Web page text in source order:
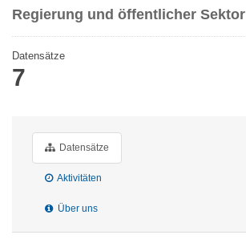
Regierung und öffentlicher Sektor
Datensätze
7
Datensätze
Aktivitäten
Über uns